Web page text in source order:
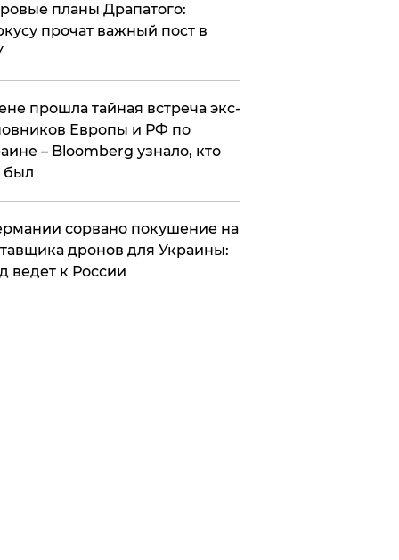
планы Драпатого:
прочат важный пост в
прошла тайная встреча экс-
Европы и РФ по
– Bloomberg узнало, кто
был
сорвано покушение на
дронов для Украины:
ведет к России